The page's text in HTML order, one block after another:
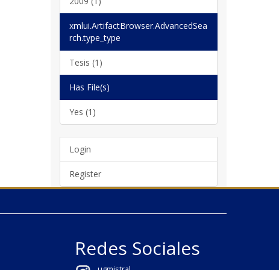
xmlui.ArtifactBrowser.AdvancedSea
rch.type_type
Tesis (1)
Has File(s)
Yes (1)
Login
Register
Redes Sociales